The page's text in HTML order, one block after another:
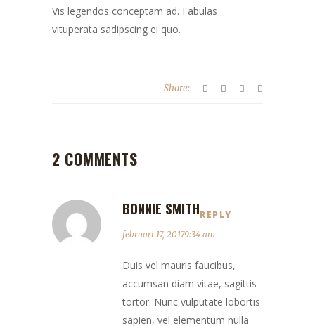
Vis legendos conceptam ad. Fabulas
vituperata sadipscing ei quo.
Share:
2 COMMENTS
BONNIE SMITHREPLY
februari 17, 20179:34 am
Duis vel mauris faucibus,
accumsan diam vitae, sagittis
tortor. Nunc vulputate lobortis
sapien, vel elementum nulla